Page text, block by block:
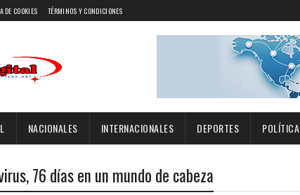
DE COOKIES TÉRMINOS Y CONDICIONES
NACIONALES INTERNACIONALES DEPORTES POLÍTICA
76 días en un mundo de cabeza